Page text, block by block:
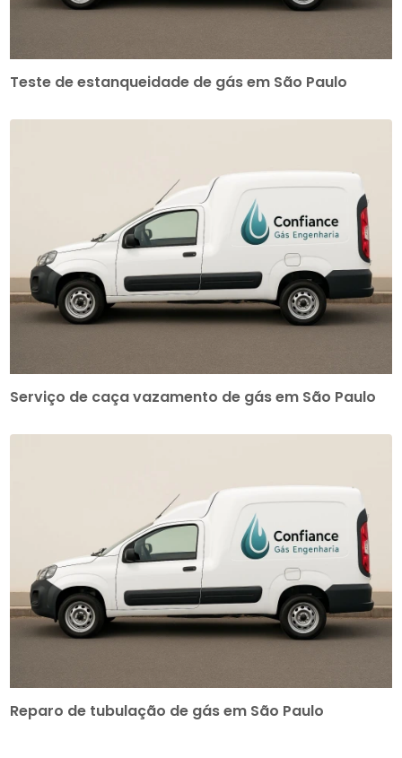
Teste de estanqueidade de gás em São Paulo
Serviço de caça vazamento de gás em São Paulo
Reparo de tubulação de gás em São Paulo